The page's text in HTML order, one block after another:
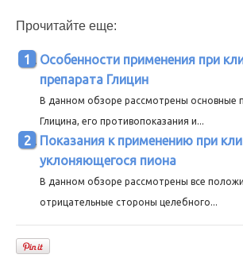
Прочитайте еще:
Особенности применения при
препарата Глицин
В данном обзоре рассмотрены основные
Глицина, его противопоказания и...
Показания к применению при
уклоняющегося пиона
В данном обзоре рассмотрены все
отрицательные стороны целебного...